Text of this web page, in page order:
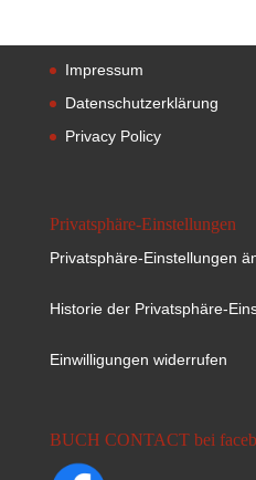
Impressum
Datenschutzerklärung
Privacy Policy
Privatsphäre-Einstellungen
Privatsphäre-Einstellungen
Historie der Privatsphäre-
Einwilligungen widerrufen
BUCH CONTACT bei